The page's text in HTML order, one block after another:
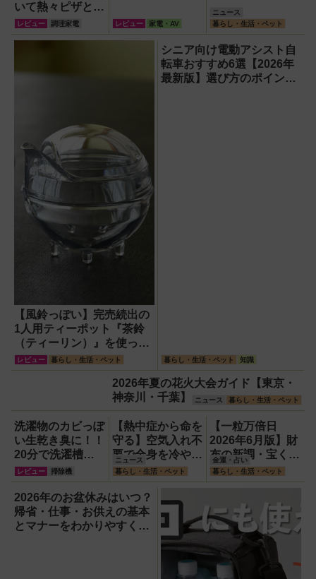
いて熱々ピザとフ
ィッシュ＆チップ
ス三昧！
レビュー 調理家電 レビュー 家電・AV
ニュース
暮らし・生活・ペット
【風鈴っぽい】完売続出の
1人用ティーポット『茶鈴
（ティーリン）』を使って
みた！川越の風鈴から着想
を得たかわいい見た目のリ
アルな使い勝手を徹底解説
レビュー 暮らし・生活・ペット
シニア向け電動アシスト自
転車おすすめ6選【2026年
最新版】選び方のポイント
暮らし・生活・ペット 知識
2026年夏の花火大会ガイド【東京・
神奈川・千葉】
ニュース 暮らし・生活・ペット
洗濯物のカビっぽ
い生乾き臭に！！
20分で洗濯槽大
洗浄できるカビト
ルネードNeo縦型
用をガチ検証して
分かった消臭効果
レビュー 掃除機
【熱中症から命を
守る】空気入れ不
要で全身を冷やす
『ワンタッチアイ
スバス』。子ども
たちのスポーツ現
場に1台置くべき
理由
ニュース
暮らし・生活・ペット
【一粒万倍日
2026年6月版】財
布の新調・宝くじ
購入に最適な開運
日は？
金運・占い
暮らし・生活・ペット
2026年のお盆休みはいつ？
帰省・仕事・お供えの基本
とマナーをわかりやすく解